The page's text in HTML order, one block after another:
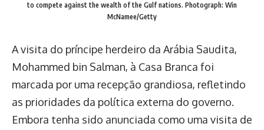
to compete against the wealth of the Gulf nations. Photograph: Win
McNamee/Getty
A visita do príncipe herdeiro da Arábia Saudita,
Mohammed bin Salman, à Casa Branca foi
marcada por uma recepção grandiosa, refletindo
as prioridades da política externa do governo.
Embora tenha sido anunciada como uma visita de